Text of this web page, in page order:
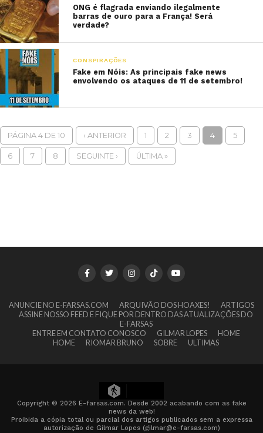
ONG é flagrada enviando ilegalmente
barras de ouro para a França! Será
verdade?
CONSPIRAÇÕES
Fake em Nóis: As principais fake news
envolvendo os ataques de 11 de setembro!
PÁGINA 4 DE 10 ‹ ANTERIOR 1 2 3 4 5
6 7 8 SEGUINTE › ÚLTIMA »
ANUNCIE NO E-FARSAS.COM ARQUIVÃO DOS HOAXES!
ARTIGOS
ASSINE NOSSO FEED E FIQUE POR DENTRO DAS ATUALIZAÇÕES DO
E-FARSAS
ENTRE EM CONTATO CONOSCO
GILMAR LOPES
HOME
HOME
RIOMAR BRUNO SOBRE ULTIMAS
Copyright © 2026 E-farsas.com. Desde 2002 acabando com as fake
news da web!
Proibida a cópia total ou parcial dos artigos publicados sem a expressa
autorização de Gilmar Lopes (gilmar@e-farsas.com)